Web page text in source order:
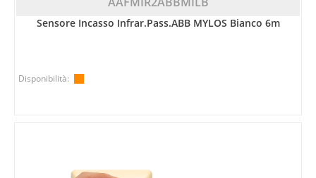
Sensore Incasso Infrar.pass.ABB MYLOS Bianco 6m
Disponibilità: